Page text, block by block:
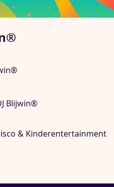
Blijwin®
& Kinderentertainment